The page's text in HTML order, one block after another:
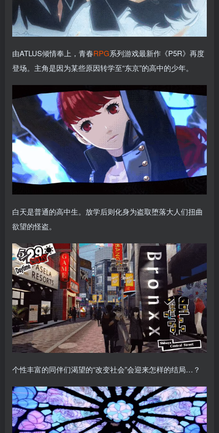
由ATLUS倾情奉上，青春RPG系列游戏最新作《P5R》再度
登场。主角是因为某些原因转学至“东京”的高中的少年。
白天是普通的高中生。放学后则化身为盗取堕落大人们扭曲
欲望的怪盗。
个性丰富的同伴们渴望的“改变社会”会迎来怎样的结局…？